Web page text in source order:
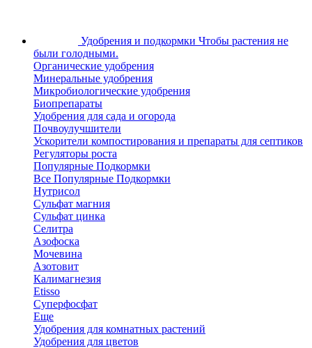
Удобрения и подкормки Чтобы растения не
были голодными.
Органические удобрения
Минеральные удобрения
Микробиологические удобрения
Биопрепараты
Удобрения для сада и огорода
Почвоулучшители
Ускорители компостирования и препараты для септиков
Регуляторы роста
Популярные Подкормки
Все Популярные Подкормки
Нутрисол
Сульфат магния
Сульфат цинка
Селитра
Азофоска
Мочевина
Азотовит
Калимагнезия
Etisso
Суперфосфат
Еще
Удобрения для комнатных растений
Удобрения для цветов